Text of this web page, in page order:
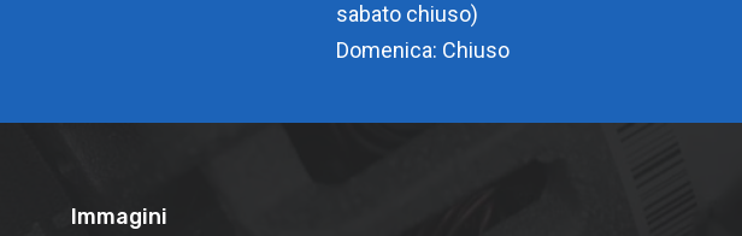
sabato chiuso)
Domenica: Chiuso
Immagini